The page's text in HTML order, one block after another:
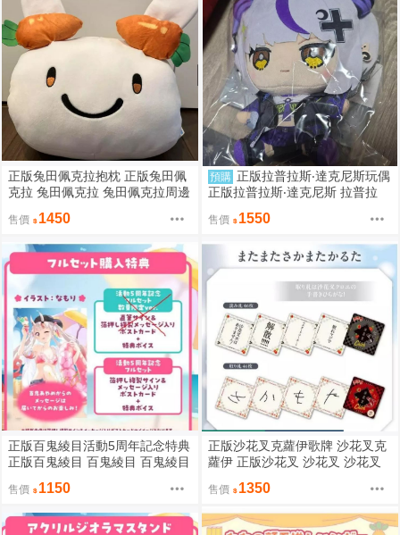
正版兔田佩克拉抱枕 正版兔田佩
克拉 兔田佩克拉 兔田佩克拉周邊
E周邊
售價 1450
預購 正版拉普拉斯‧達克尼斯玩偶
正版拉普拉斯‧達克尼斯 拉普拉
olive周邊
售價 1550
正版百鬼綾目活動5周年記念特典
正版百鬼綾目 百鬼綾目 百鬼綾目
周邊
售價 1150
正版沙花叉克蘿伊歌牌 沙花叉克
蘿伊 正版沙花叉 沙花叉 沙花叉
OLOLIVE周邊
售價 1350